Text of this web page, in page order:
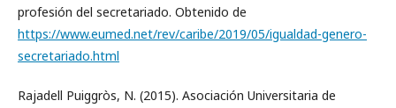
profesión del secretariado. Obtenido de
https://www.eumed.net/rev/caribe/2019/05/igualdad-genero-
secretariado.html
Rajadell Puiggròs, N. (2015). Asociación Universitaria de